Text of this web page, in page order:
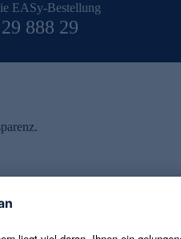
EASy-Bestellung
888 29